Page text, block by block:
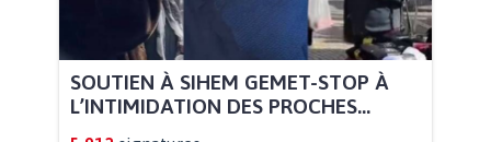
SOUTIEN À SIHEM GEMET-STOP À
L’INTIMIDATION DES PROCHES...